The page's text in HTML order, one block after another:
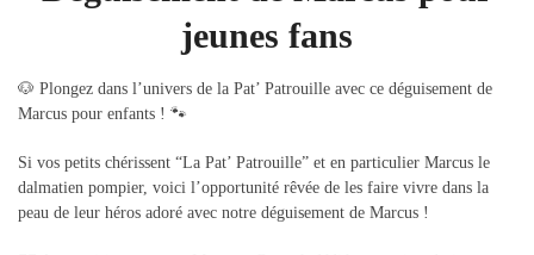
jeunes fans
🐶 Plongez dans l’univers de la Pat’ Patrouille avec ce déguisement de
Marcus pour enfants ! 🐾
Si vos petits chérissent “La Pat’ Patrouille” et en particulier Marcus le
dalmatien pompier, voici l’opportunité rêvée de les faire vivre dans la
peau de leur héros adoré avec notre déguisement de Marcus !